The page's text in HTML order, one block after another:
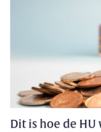
Dit is hoe de